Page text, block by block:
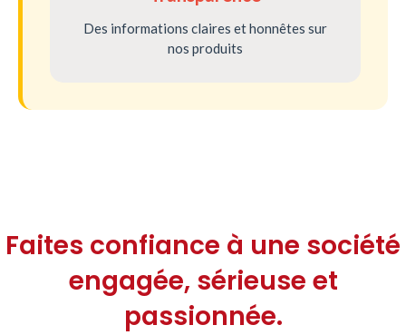
Des informations claires et honnêtes sur
nos produits
Faites confiance à une société
engagée, sérieuse et
passionnée.